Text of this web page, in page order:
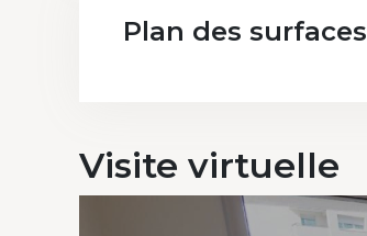
Plan des surfaces
Visite virtuelle